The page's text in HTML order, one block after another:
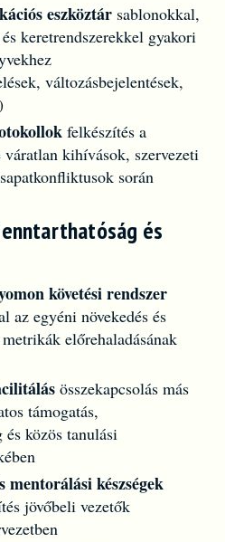
eszköztársablonokkal,
keretrendszerekkel gyakori
változásbejelentések,
felkészítés a
váratlan kihívások, szervezeti
során
és
követési rendszer
az egyéni növekedés és
előrehaladásának
összekapcsolás más
támogatás,
és közös tanulási
mentorálási készségek
jövőbeli vezetők